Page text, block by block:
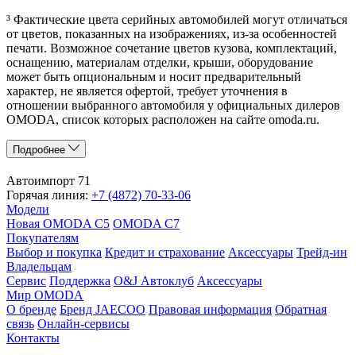
³ Фактические цвета серийных автомобилей могут отличаться
от цветов, показанных на изображениях, из-за особенностей
печати. Возможное сочетание цветов кузова, комплектаций,
оснащению, материалам отделки, крыши, оборудование
может быть опциональным и носит предварительный
характер, не является офертой, требует уточнения в
отношении выбранного автомобиля у официальных дилеров
OMODA, список которых расположен на сайте omoda.ru.
Подробнее
Автоимпорт 71
Горячая линия: +7 (4872) 70-33-06
Модели
Новая OMODA C5 OMODA C7
Покупателям
Выбор и покупка Кредит и страхование Аксессуары Трейд-ин
Владельцам
Сервис Поддержка O&J Автоклуб Аксессуары
Мир OMODA
О бренде Бренд JAECOO Правовая информация Обратная
связь Онлайн-сервисы
Контакты